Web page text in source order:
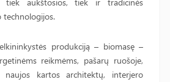
technologijos.
produkciją – biomasę –
reikmėms, pašarų ruošoje,
naujos kartos architektų, interjero